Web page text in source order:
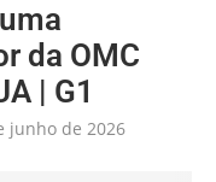
da OMC
| G1
junho de 2026